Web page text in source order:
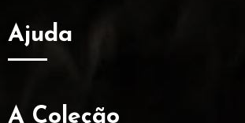
Ajuda
A Coleção